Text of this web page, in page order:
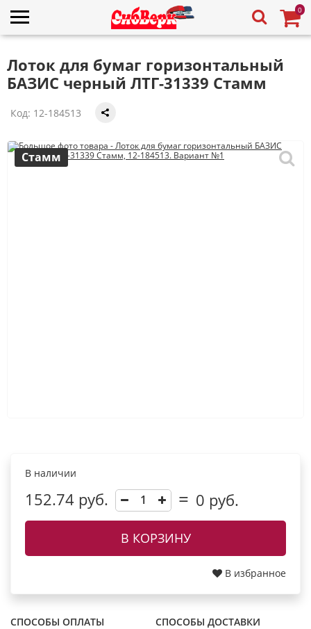
0
Лоток для бумаг горизонтальный
БАЗИС черный ЛТГ-31339 Стамм
Код: 12-184513
Стамм
В наличии
152.74 руб. 0 руб.
В КОРЗИНУ
В избранное
СПОСОБЫ ОПЛАТЫ
СПОСОБЫ ДОСТАВКИ